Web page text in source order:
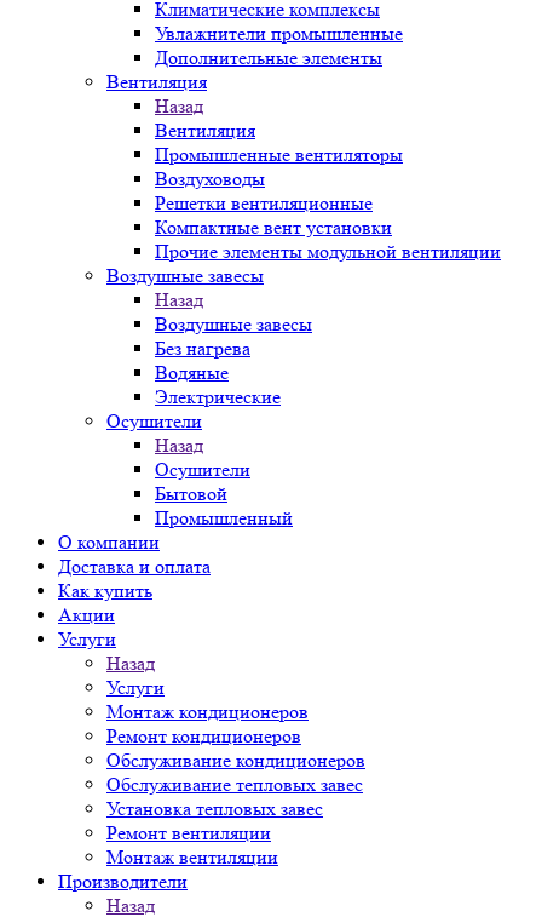
Климатические комплексы
Увлажнители промышленные
Дополнительные элементы
Вентиляция
Назад
Вентиляция
Промышленные вентиляторы
Воздуховоды
Решетки вентиляционные
Компактные вент установки
Прочие элементы модульной вентиляции
Воздушные завесы
Назад
Воздушные завесы
Без нагрева
Водяные
Электрические
Осушители
Назад
Осушители
Бытовой
Промышленный
О компании
Доставка и оплата
Как купить
Акции
Услуги
Назад
Услуги
Монтаж кондиционеров
Ремонт кондиционеров
Обслуживание кондиционеров
Обслуживание тепловых завес
Установка тепловых завес
Ремонт вентиляции
Монтаж вентиляции
Производители
Назад